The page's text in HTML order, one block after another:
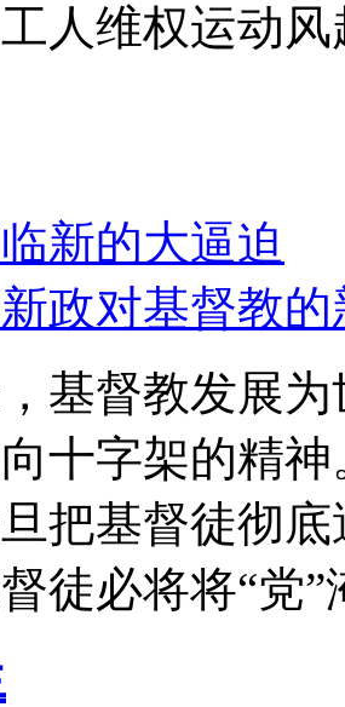
人维权运动
新的大逼迫
政对基督教的
基督教发展
十字架的精
把基督徒彻
徒必将将“党”